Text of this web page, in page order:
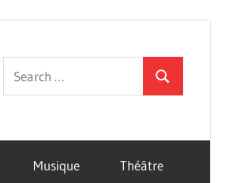
Search
for:
Search
Musique Théâtre